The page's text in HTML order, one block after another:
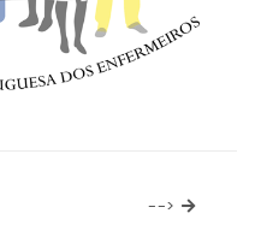
--> -->